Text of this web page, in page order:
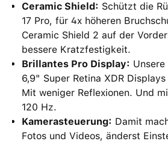
Ceramic Shield: Schützt die
17 Pro, für 4x höheren
Ceramic Shield 2 auf der
bessere Kratzfestigkeit.
Brillantes Pro Display:
6,9" Super Retina XDR
Mit weniger Reflexionen. Und
120 Hz.
Kamerasteuerung: Damit
Fotos und Videos, änderst